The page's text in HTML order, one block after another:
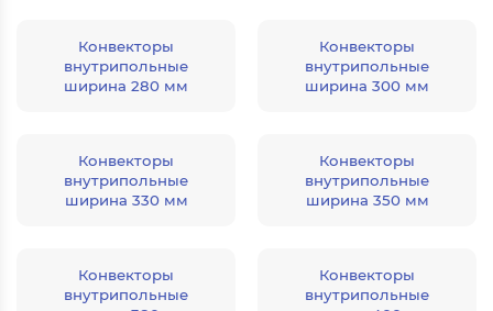
Конвекторы
внутрипольные
ширина 280 мм
Конвекторы
внутрипольные
ширина 300 мм
Конвекторы
внутрипольные
ширина 330 мм
Конвекторы
внутрипольные
ширина 350 мм
Конвекторы
внутрипольные
Конвекторы
внутрипольные